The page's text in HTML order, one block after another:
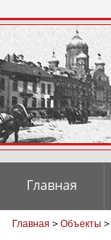
Главная
Главная > Объекты >